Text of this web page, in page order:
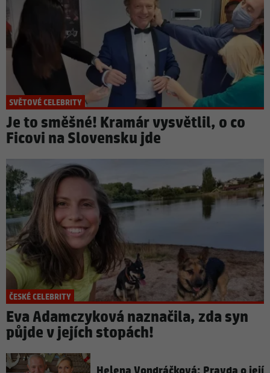
SVĚTOVÉ CELEBRITY
Je to směšné! Kramár vysvětlil, o co
Ficovi na Slovensku jde
ČESKÉ CELEBRITY
Eva Adamczyková naznačila, zda syn
půjde v jejích stopách!